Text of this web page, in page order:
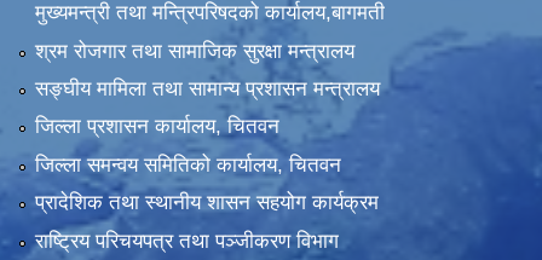
मुख्यमन्त्री तथा मन्त्रिपरिषदको कार्यालय,बागमती
श्रम रोजगार तथा सामाजिक सुरक्षा मन्त्रालय
सङ्‍घीय मामिला तथा सामान्य प्रशासन मन्त्रालय
जिल्ला प्रशासन कार्यालय, चितवन
जिल्ला समन्वय समितिको कार्यालय, चितवन
प्रादेशिक तथा स्थानीय शासन सहयोग कार्यक्रम
राष्ट्रिय परिचयपत्र तथा पञ्‍जीकरण विभाग